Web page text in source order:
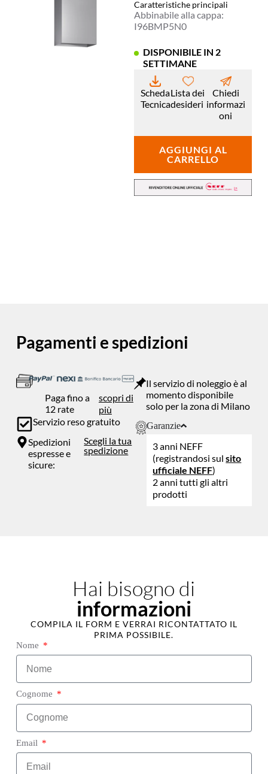
Caratteristiche principali
Abbinabile alla cappa:
I96BMP5N0
DISPONIBILE IN 2
SETTIMANE
Scheda
Tecnica
Lista dei
desideri
Chiedi
informazi
oni
AGGIUNGI AL
CARRELLO
Pagamenti e spedizioni
Paga fino a
12 rate
scopri di
più
Servizio reso gratuito
Spedizioni
espresse e
sicure:
Scegli la tua
spedizione
Il servizio di noleggio è al
momento disponibile
solo per la zona di Milano
Garanzie
3 anni NEFF
(registrandosi sulsito
ufficiale NEFF)
2 anni tutti gli altri
prodotti
Hai bisogno di
informazioni
COMPILA IL FORM E VERRAI RICONTATTATO IL
PRIMA POSSIBILE.
Nome
Cognome
Email